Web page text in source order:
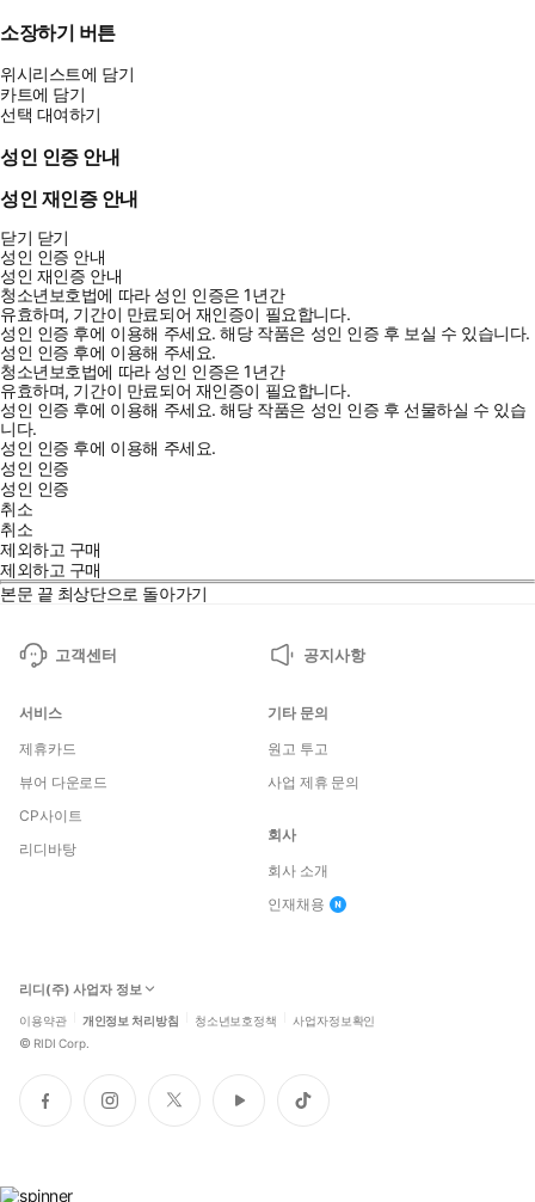
소장하기 버튼
위시리스트에 담기
카트에 담기
선택 대여하기
성인 인증 안내
성인 재인증 안내
닫기 닫기
성인 인증 안내
성인 재인증 안내
청소년보호법에 따라 성인 인증은 1년간
유효하며, 기간이 만료되어 재인증이 필요합니다.
성인 인증 후에 이용해 주세요.해당 작품은 성인 인증 후 보실 수 있습니다.
성인 인증 후에 이용해 주세요.
청소년보호법에 따라 성인 인증은 1년간
유효하며, 기간이 만료되어 재인증이 필요합니다.
성인 인증 후에 이용해 주세요.해당 작품은 성인 인증 후 선물하실 수 있습
니다.
성인 인증 후에 이용해 주세요.
성인 인증
성인 인증
취소
취소
제외하고 구매
제외하고 구매
본문 끝 최상단으로 돌아가기
고객센터 공지사항
서비스
제휴카드
뷰어 다운로드
CP사이트
리디바탕
기타 문의
원고 투고
사업 제휴 문의
회사
회사 소개
인재채용
리디(주) 사업자 정보
이용약관 개인정보 처리방침 청소년보호정책 사업자정보확인
© RIDI Corp.
페
이
인
스
트
위
유
튜
틱
톡